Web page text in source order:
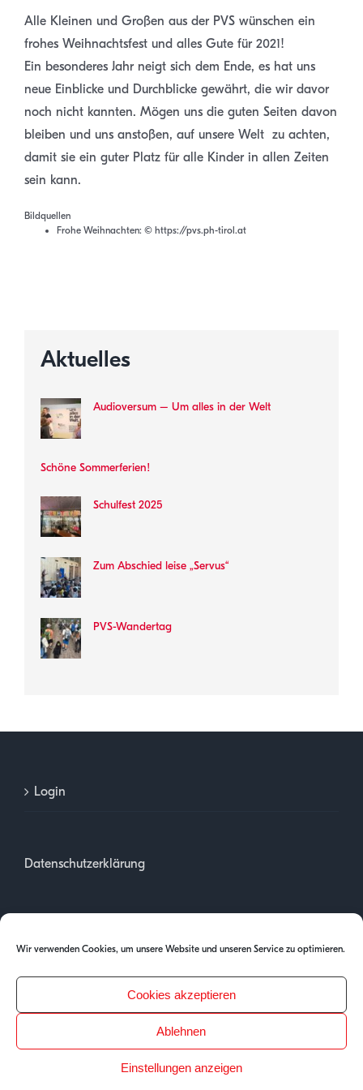
Wir verwenden Cookies, um unsere Website und unseren Service zu optimieren.
Cookies akzeptieren
Ablehnen
Einstellungen anzeigen
Alle Kleinen und Großen aus der PVS wünschen ein
frohes Weihnachtsfest und alles Gute für 2021!
Ein besonderes Jahr neigt sich dem Ende, es hat uns
neue Einblicke und Durchblicke gewährt, die wir davor
noch nicht kannten. Mögen uns die guten Seiten davon
bleiben und uns anstoßen, auf unsere Welt zu achten,
damit sie ein guter Platz für alle Kinder in allen Zeiten
sein kann.
Bildquellen
Frohe Weihnachten: © https://pvs.ph-tirol.at
Aktuelles
Audioversum – Um alles in der Welt
Schöne Sommerferien!
Schulfest 2025
Zum Abschied leise „Servus“
PVS-Wandertag
Login
Datenschutzerklärung